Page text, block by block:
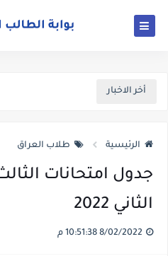
أخر الاخبار
الرئيسية طلاب العراق
جدول امتحانات
الثاني 2022